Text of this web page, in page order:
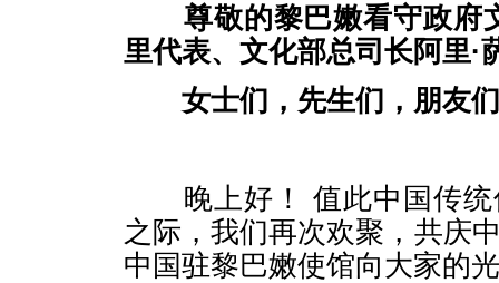
尊敬的黎巴嫩看守政府
里代表、文化部总司长阿里·
女士们，先生们，朋友
晚上好！ 值此中国传统
之际，我们再次欢聚，共庆
中国驻黎巴嫩使馆向大家的